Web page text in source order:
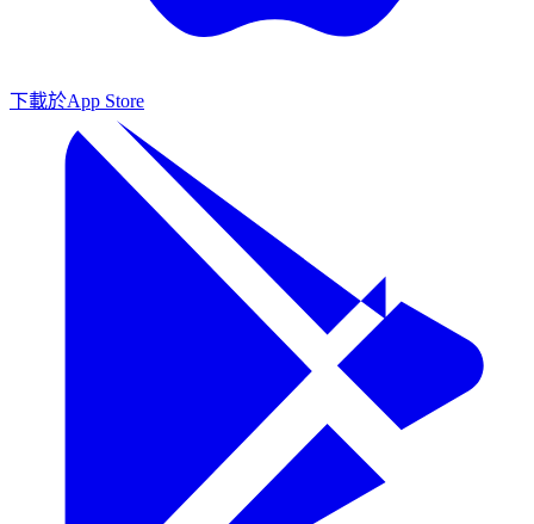
下載於App Store